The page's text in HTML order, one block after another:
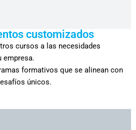
customizados
cursos a las necesidades
empresa.
formativos que se alinean con
únicos.